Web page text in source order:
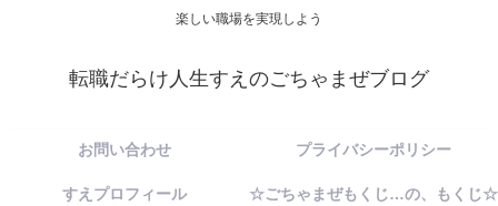
楽しい職場を実現しよう
転職だらけ人生すえのごちゃまぜブログ
お問い合わせ プライバシーポリシー
すえプロフィール ☆ごちゃまぜもくじ…の、もくじ☆